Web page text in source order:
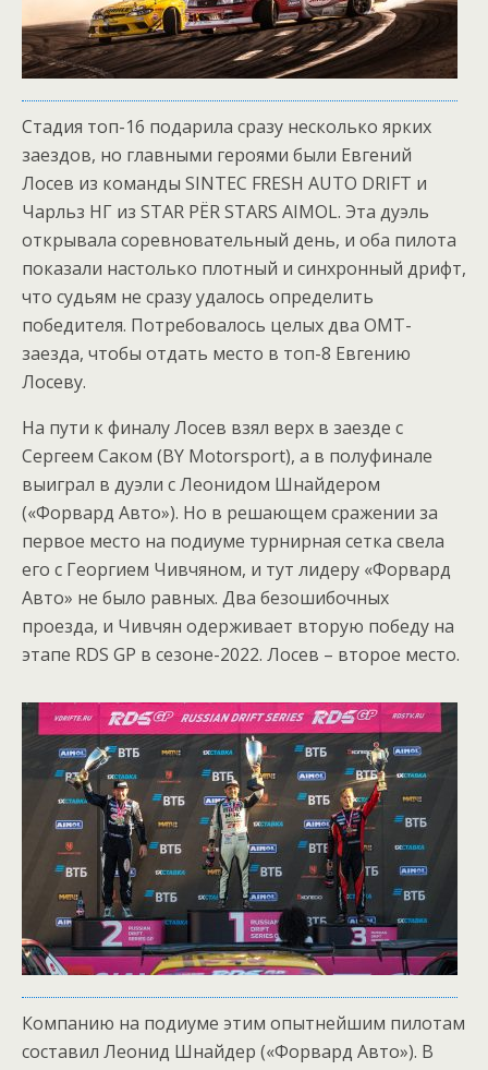
Стадия топ-16 подарила сразу несколько ярких
заездов, но главными героями были Евгений
Лосев из команды SINTEC FRESH AUTO DRIFT и
Чарльз НГ из STAR PЁR STARS AIMOL. Эта дуэль
открывала соревновательный день, и оба пилота
показали настолько плотный и синхронный дрифт,
что судьям не сразу удалось определить
победителя. Потребовалось целых два OMT-
заезда, чтобы отдать место в топ-8 Евгению
Лосеву.
На пути к финалу Лосев взял верх в заезде с
Сергеем Саком (BY Motorsport), а в полуфинале
выиграл в дуэли с Леонидом Шнайдером
(«Форвард Авто»). Но в решающем сражении за
первое место на подиуме турнирная сетка свела
его с Георгием Чивчяном, и тут лидеру «Форвард
Авто» не было равных. Два безошибочных
проезда, и Чивчян одерживает вторую победу на
этапе RDS GP в сезоне-2022. Лосев – второе место.
Компанию на подиуме этим опытнейшим пилотам
составил Леонид Шнайдер («Форвард Авто»). В